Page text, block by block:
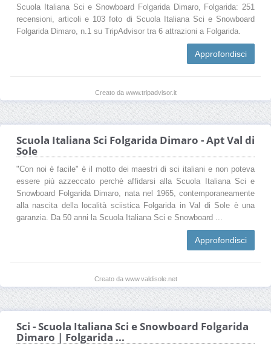
Scuola Italiana Sci e Snowboard Folgarida Dimaro, Folgarida: 251
recensioni, articoli e 103 foto di Scuola Italiana Sci e Snowboard
Folgarida Dimaro, n.1 su TripAdvisor tra 6 attrazioni a Folgarida.
Approfondisci
Creato da www.tripadvisor.it
Scuola Italiana Sci Folgarida Dimaro - Apt Val di
Sole
"Con noi è facile" è il motto dei maestri di sci italiani e non poteva
essere più azzeccato perchè affidarsi alla Scuola Italiana Sci e
Snowboard Folgarida Dimaro, nata nel 1965, contemporaneamente
alla nascita della località sciistica Folgarida in Val di Sole è una
garanzia. Da 50 anni la Scuola Italiana Sci e Snowboard ...
Approfondisci
Creato da www.valdisole.net
Sci - Scuola Italiana Sci e Snowboard Folgarida
Dimaro | Folgarida ...